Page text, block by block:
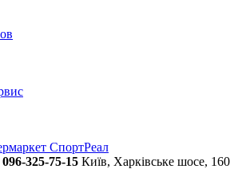
096-325-75-15 Київ, Харківське шосе, 160